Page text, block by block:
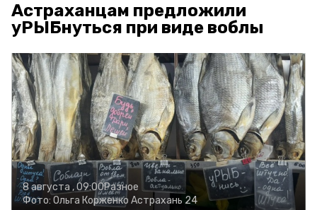
Астраханцам предложили
уРЫБнуться при виде воблы
8 августа , 09:00Разное
Фото: Ольга Корженко Астрахань 24